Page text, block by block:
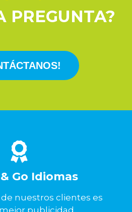
PREGUNTA?
Go Idiomas
nuestros clientes es